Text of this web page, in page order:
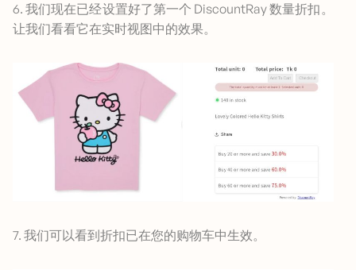
6. 我们现在已经设置好了第一个 DiscountRay 数量折扣。
让我们看看它在实时视图中的效果。
7. 我们可以看到折扣已在您的购物车中生效。